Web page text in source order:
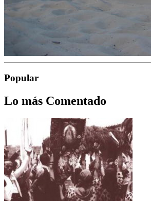
Popular
Lo más Comentado